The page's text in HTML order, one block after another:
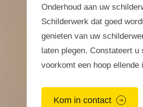
Onderhoud aan uw
Schilderwerk dat goed
genieten van uw
laten plegen. Constateert
voorkomt een hoop ellende
Kom in contact